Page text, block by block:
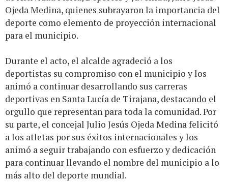
Ojeda Medina, quienes subrayaron la importancia del
deporte como elemento de proyección internacional
para el municipio.
Durante el acto, el alcalde agradeció a los
deportistas su compromiso con el municipio y los
animó a continuar desarrollando sus carreras
deportivas en Santa Lucía de Tirajana, destacando el
orgullo que representan para toda la comunidad. Por
su parte, el concejal Julio Jesús Ojeda Medina felicitó
a los atletas por sus éxitos internacionales y los
animó a seguir trabajando con esfuerzo y dedicación
para continuar llevando el nombre del municipio a lo
más alto del deporte mundial.